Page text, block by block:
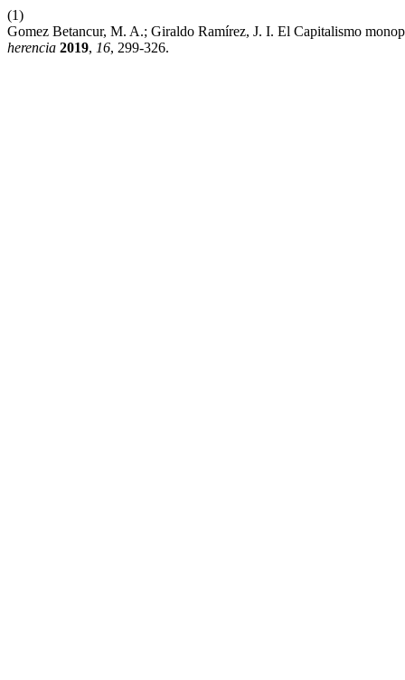
(1)
Gomez Betancur, M. A.; Giraldo Ramírez, J. I. El Capitalismo
herencia 2019, 16, 299-326.